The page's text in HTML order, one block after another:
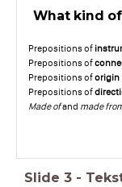
What kind
Prepositions of
Prepositions of
Prepositions oforigin
Prepositions of
Made ofand made
Slide 3 -